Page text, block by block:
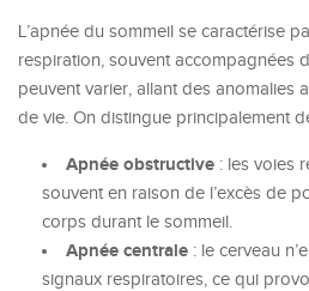
L’apnée du sommeil se caractérise
respiration, souvent accompagnées
peuvent varier, allant des anomalies
de vie. On distingue principalement
Apnée obstructive : les voies
souvent en raison de l’excès de
corps durant le sommeil.
Apnée centrale : le cerveau
signaux respiratoires, ce qui